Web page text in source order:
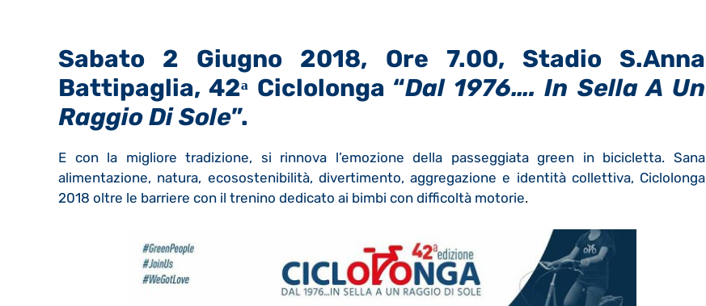
SAbato 2 Giugno 2018, Ore 7.00, Stadio S.Anna
Battipaglia, 42ᵃ Ciclolonga “Dal 1976…. In Sella A Un
Raggio Di Sole”.
E con la migliore tradizione, si rinnova l’emozione della passeggiata green in bicicletta. Sana
alimentazione, natura, ecosostenibilità, divertimento, aggregazione e identità collettiva, Ciclolonga
2018 oltre le barriere con il trenino dedicato ai bimbi con difficoltà motorie.